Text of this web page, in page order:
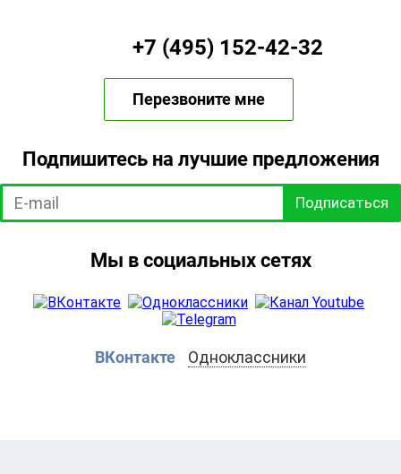
+7 (495) 152-42-32
Перезвоните мне
Подпишитесь на лучшие предложения
Подписаться
Мы в социальных сетях
ВКонтакте Одноклассники